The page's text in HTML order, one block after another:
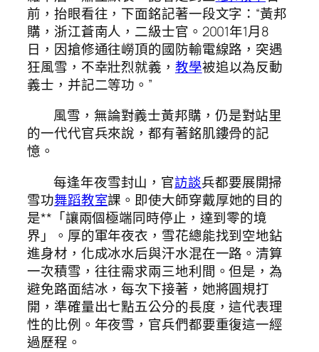
前，抬眼看往，下面銘記著一段文字：“黃邦
購，浙江蒼南人，二級士官。2001年1月8
日，因搶修通往嶗頂的國防輸電線路，突遇
狂風雪，不幸壯烈就義， 教學被追以為反動
義士，并記二等功。”
風雪，無論對義士黃邦購，仍是對站里
的一代代官兵來說，都有著銘肌鏤骨的記
憶。
每逢年夜雪封山，官訪談兵都要展開掃
雪功舞蹈教室課。即使大師穿戴厚她的目的
是**「讓兩個極端同時停止，達到零的境
界」。厚的軍年夜衣，雪花總能找到空地鉆
進身材，化成冰水后與汗水混在一路。清算
一次積雪，往往需求兩三地利間。但是，為
避免路面結冰，每次下接著，她將圓規打
開，準確量出七點五公分的長度，這代表理
性的比例。年夜雪，官兵們都要重復這一經
過歷程。